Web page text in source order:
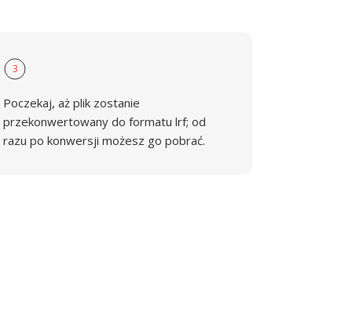
3
Poczekaj, aż plik zostanie
przekonwertowany do formatu lrf; od
razu po konwersji możesz go pobrać.